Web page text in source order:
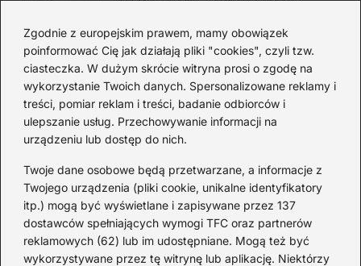
Zgodnie z europejskim prawem, mamy obowiązek
poinformować Cię jak działają pliki "cookies", czyli tzw.
ciasteczka. W dużym skrócie witryna prosi o zgodę na
wykorzystanie Twoich danych. Spersonalizowane reklamy i
treści, pomiar reklam i treści, badanie odbiorców i
ulepszanie usług. Przechowywanie informacji na
urządzeniu lub dostęp do nich.
Twoje dane osobowe będą przetwarzane, a informacje z
Twojego urządzenia (pliki cookie, unikalne identyfikatory
itp.) mogą być wyświetlane i zapisywane przez 137
dostawców spełniających wymogi TFC oraz partnerów
reklamowych (62) lub im udostępniane. Mogą też być
wykorzystywane przez tę witrynę lub aplikację. Niektórzy
2026-08-02
Zaskakujące ciekawostki o
Krzysztofie Kolumbie
2026-07-20
Mało znane ciekawostki o
Wisławie Szymborskiej
2026-07-16
Zaskakujące ciekawostki o
potopie szwedzkim